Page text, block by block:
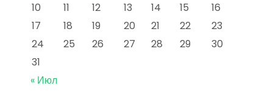
10
11 12 13 14 15
16
17
18 19 20 21 22
23
24
25 26 27 28 29
30
31
« Июл